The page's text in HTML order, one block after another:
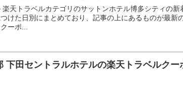
天トラベルカテゴリのサットンホテル博多シティの
けた日別にまとめており、記事の上にあるものが最
ーポ...
下田セントラルホテルの楽天トラベルク